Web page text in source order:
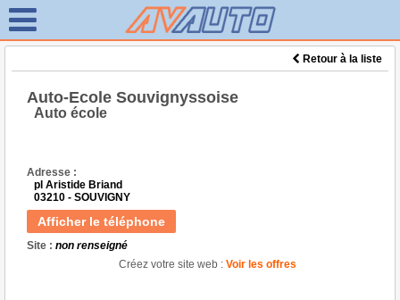
Retour à la liste
Auto-Ecole Souvignyssoise
Auto école
Adresse :
pl Aristide Briand
03210 - SOUVIGNY
Afficher le téléphone
Site : non renseigné
Créez votre site web : Voir les offres